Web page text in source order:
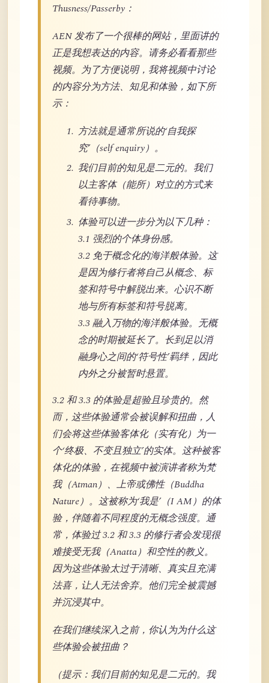
Thusness/Passerby：
AEN 发布了一个很棒的网站，里面讲的
正是我想表达的内容。请务必看看那些
视频。为了方便说明，我将视频中讨论
的内容分为方法、知见和体验，如下所
示：
方法就是通常所说的‘自我探
究’（self enquiry）。
我们目前的知见是二元的。我们
以主客体（能所）对立的方式来
看待事物。
体验可以进一步分为以下几种：
3.1 强烈的个体身份感。
3.2 免于概念化的海洋般体验。这
是因为修行者将自己从概念、标
签和符号中解脱出来。心识不断
地与所有标签和符号脱离。
3.3 融入万物的海洋般体验。无概
念的时期被延长了。长到足以消
融身心之间的‘符号性’羁绊，因此
内外之分被暂时悬置。
3.2 和 3.3 的体验是超验且珍贵的。然
而，这些体验通常会被误解和扭曲，人
们会将这些体验客体化（实有化）为一
个‘终极、不变且独立’的实体。这种被客
体化的体验，在视频中被演讲者称为梵
我（Atman）、上帝或佛性（Buddha
Nature）。这被称为‘我是’（I AM）的体
验，伴随着不同程度的无概念强度。通
常，体验过 3.2 和 3.3 的修行者会发现很
难接受无我（Anatta）和空性的教义。
因为这些体验太过于清晰、真实且充满
法喜，让人无法舍弃。他们完全被震撼
并沉浸其中。
在我们继续深入之前，你认为为什么这
些体验会被扭曲？
（提示：我们目前的知见是二元的。我